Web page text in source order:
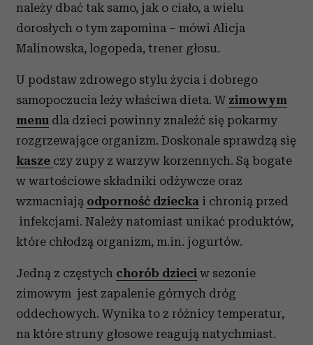
należy dbać tak samo, jak o ciało, a wielu
dorosłych o tym zapomina – mówi Alicja
Malinowska, logopeda, trener głosu.
U podstaw zdrowego stylu życia i dobrego
samopoczucia leży właściwa dieta. W zimowym
menu dla dzieci powinny znaleźć się pokarmy
rozgrzewające organizm. Doskonale sprawdzą się
kasze czy zupy z warzyw korzennych. Są bogate
w wartościowe składniki odżywcze oraz
wzmacniają odporność dziecka i chronią przed
infekcjami. Należy natomiast unikać produktów,
które chłodzą organizm, m.in. jogurtów.
Jedną z częstych chorób dzieci w sezonie
zimowym jest zapalenie górnych dróg
oddechowych. Wynika to z różnicy temperatur,
na które struny głosowe reagują natychmiast.